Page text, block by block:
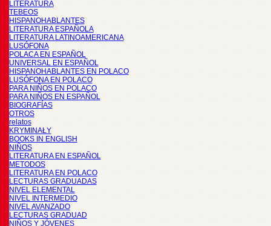
LITERATURA
TEBEOS
HISPANOHABLANTES
LITERATURA ESPAÑOLA
LITERATURA LATINOAMERICANA
LUSÓFONA
POLACA EN ESPAÑOL
UNIVERSAL EN ESPAÑOL
HISPANOHABLANTES EN POLACO
LUSÓFONA EN POLACO
PARA NIÑOS EN POLACO
PARA NIÑOS EN ESPAÑOL
BIOGRAFÍAS
OTROS
relatos
KRYMINAŁY
BOOKS IN ENGLISH
NIÑOS
LITERATURA EN ESPAÑOL
METODOS
LITERATURA EN POLACO
LECTURAS GRADUADAS
NIVEL ELEMENTAL
NIVEL INTERMEDIO
NIVEL AVANZADO
LECTURAS GRADUAD
NIÑOS Y JÓVENES